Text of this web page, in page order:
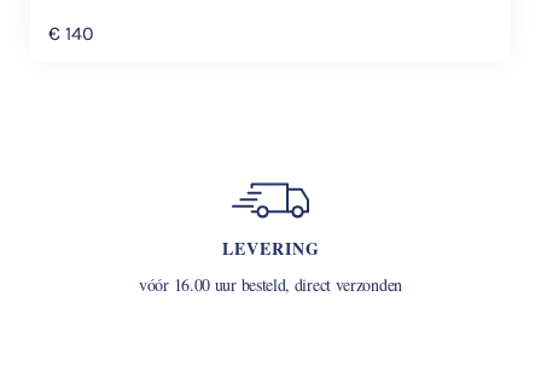
€ 140
LEVERING
vóór 16.00 uur besteld, direct verzonden